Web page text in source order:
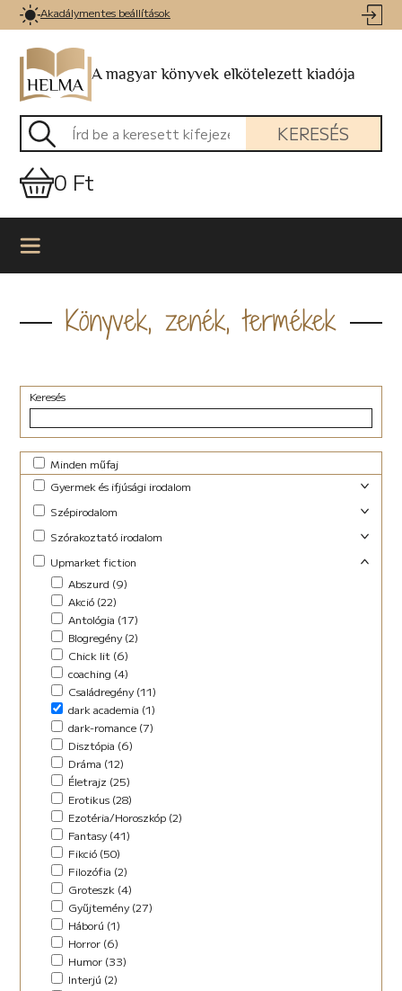
Akadálymentes beállítások
A magyar könyvek elkötelezett kiadója
KERESÉS
0 Ft
Könyvek, zenék, termékek
Keresés
Minden műfaj
Gyermek és ifjúsági irodalom
Foglalkoztató (29)
Ifjúsági (Young Adult) (48)
Lányregény (7)
Mese (141)
New Adult (9)
Novella (4)
Vers (27)
Szépirodalom
Családregény (3)
Novella (10)
Regény (13)
Szociodráma (2)
Vers (36)
Szórakoztató irodalom
Akció (13)
Chick lit (4)
coaching (1)
Családregény (8)
Dark Fantasy (1)
Disztópia (4)
Életrajz (7)
Erotikus (14)
Ezotéria/Horoszkóp (3)
Fikció (46)
fun fiction (1)
Háború (2)
Horror (5)
Kaland (11)
Kisregény (10)
Lélektani regény (12)
Misztikus (9)
Napló (4)
New Adult (5)
Novella (34)
Upmarket fiction
Abszurd (9)
Akció (22)
Antológia (17)
Blogregény (2)
Chick lit (6)
coaching (4)
Családregény (11)
dark academia (1)
dark-romance (7)
Disztópia (6)
Dráma (12)
Életrajz (25)
Erotikus (28)
Ezotéria/Horoszkóp (2)
Fantasy (41)
Fikció (50)
Filozófia (2)
Groteszk (4)
Gyűjtemény (27)
Háború (1)
Horror (6)
Humor (33)
Interjú (2)